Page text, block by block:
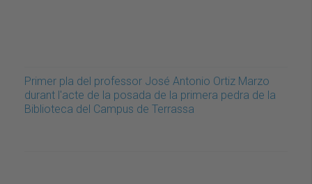
Primer pla del professor José Antonio Ortiz Marzo
durant l'acte de la posada de la primera pedra de la
Biblioteca del Campus de Terrassa